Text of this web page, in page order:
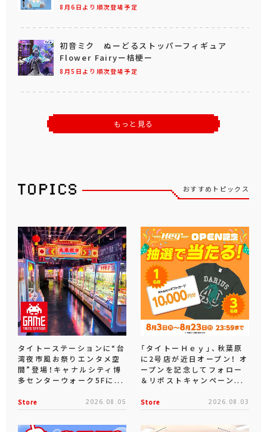
8月6日より順次登場予定
8月5日より順次登場予定
初音ミク ぬーどるストッパーフィギュア
Flower Fairyー桔梗ー
もっと見る
おすすめトピックス
タイトーステーションに“台
湾夜市風お祭りエンタメ空
間”登場！キャナルシティ博
多センターウォーク5Fに...
Store 2026.08.05
「タイトーＨｅｙ」、秋葉原
に2号店が近日オープン！ オ
ープンを記念してフォロー
＆リポストキャンペーン...
Store 2026.08.03